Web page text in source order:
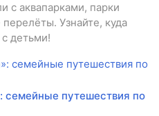
с аквапарками, парки
Узнайте, куда
с детьми!
семейные путешествия по